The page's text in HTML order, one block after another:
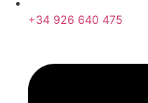
+34 926 640 475